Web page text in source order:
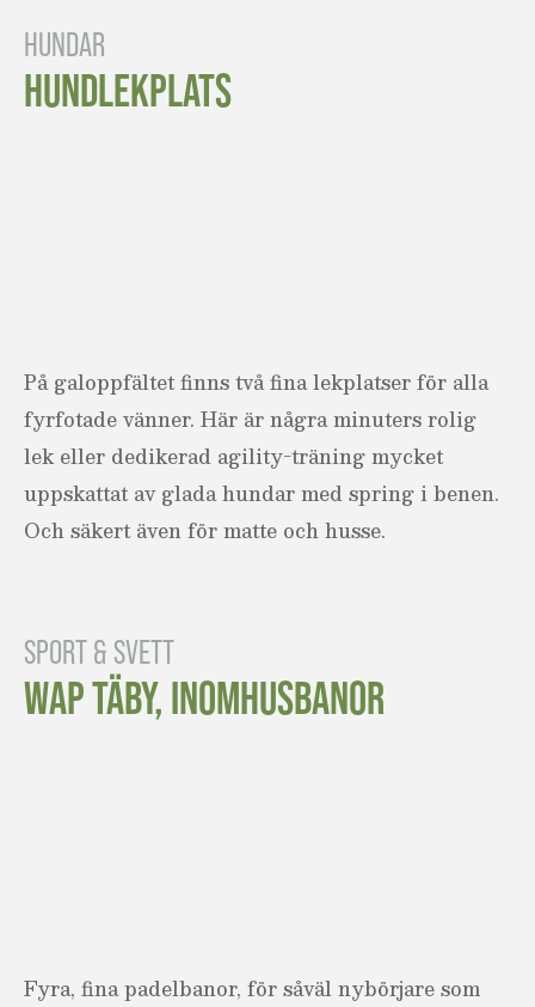
HUNDAR
HUNDLEKPLATS
På galoppfältet finns två fina lekplatser för alla
fyrfotade vänner. Här är några minuters rolig
lek eller dedikerad agility-träning mycket
uppskattat av glada hundar med spring i benen.
Och säkert även för matte och husse.
SPORT & SVETT
WAP TÄBY, INOMHUSBANOR
Fyra, fina padelbanor, för såväl nybörjare som